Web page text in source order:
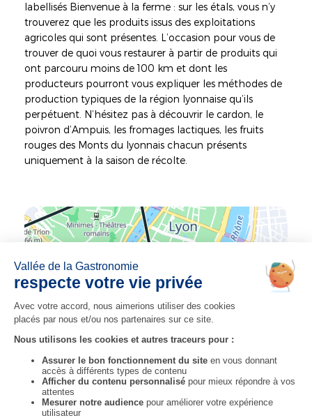
labellisés Bienvenue à la ferme : sur les étals, vous n’y
trouverez que les produits issus des exploitations
agricoles qui sont présentes. L’occasion pour vous de
trouver de quoi vous restaurer à partir de produits qui
ont parcouru moins de 100 km et dont les
producteurs pourront vous expliquer les méthodes de
production typiques de la région lyonnaise qu’ils
perpétuent. N’hésitez pas à découvrir le cardon, le
poivron d’Ampuis, les fromages lactiques, les fruits
rouges des Monts du lyonnais chacun présents
uniquement à la saison de récolte.